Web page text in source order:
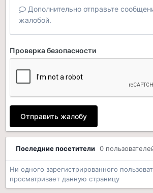
Дополнительно отправьте
жалобой.
Проверка безопасности
Отправить жалобу
Последние посетители 0
Ни одного зарегистрированного
просматривает данную страницу